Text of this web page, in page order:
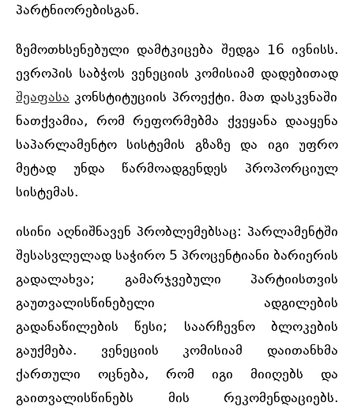
პარტნიორებისგან.
ზემოთხსენებული დამტკიცება შედგა 16 ივნისს.
ევროპის საბჭოს ვენეციის კომისიამ დადებითად
შეაფასა კონსტიტუციის პროექტი. მათ დასკვნაში
ნათქვამია, რომ რეფორმებმა ქვეყანა დააყენა
საპარლამენტო სისტემის გზაზე და იგი უფრო
მეტად უნდა წარმოადგენდეს პროპორციულ
სისტემას.
ისინი აღნიშნავენ პრობლემებსაც: პარლამენტში
შესასვლელად საჭირო 5 პროცენტიანი ბარიერის
გადალახვა; გამარჯვებული პარტიისთვის
გაუთვალისწინებელი ადგილების
გადანაწილების წესი; საარჩევნო ბლოკების
გაუქმება. ვენეციის კომისიამ დაითანხმა
ქართული ოცნება, რომ იგი მიიღებს და
გაითვალისწინებს მის რეკომენდაციებს.